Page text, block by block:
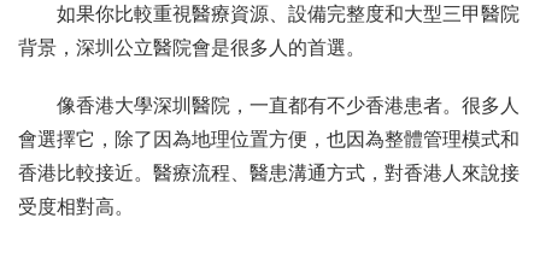
如果你比較重視醫療資源、設備完整度和大型三甲醫院
背景，深圳公立醫院會是很多人的首選。
像香港大學深圳醫院，一直都有不少香港患者。很多人
會選擇它，除了因為地理位置方便，也因為整體管理模式和
香港比較接近。醫療流程、醫患溝通方式，對香港人來說接
受度相對高。